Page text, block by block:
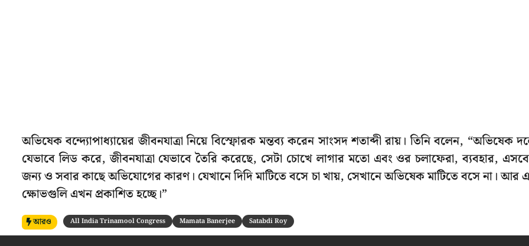
অভিষেক বন্দ্যোপাধ্যায়ের জীবনযাত্রা নিয়ে বিস্ফোরক মন্তব্য করেন সাংসদ শতাব্দী রায়। তিনি বলেন, “অভিষেক
যেভাবে লিড করে, জীবনযাত্রা যেভাবে তৈরি করেছে, সেটা চোখে লাগার মতো এবং ওর চলাফেরা, ব্যবহার,
জন্য ও সবার কাছে অভিযোগের কারণ। যেখানে দিদি মাটিতে বসে চা খায়, সেখানে অভিষেক মাটিতে বসে না। আর
ক্ষোভগুলি এখন প্রকাশিত হচ্ছে।”
আরও All India Trinamool Congress Mamata Banerjee Satabdi Roy